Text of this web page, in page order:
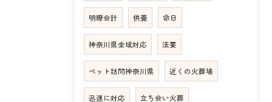
明瞭会計 供養 命日
神奈川県全域対応 法要
ペット訪問神奈川県 近くの火葬場
迅速に対応 立ち会い火葬